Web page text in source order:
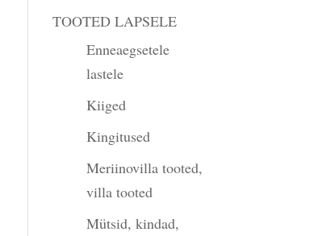
TOOTED LAPSELE
Enneaegsetele
lastele
Kiiged
Kingitused
Meriinovilla tooted,
villa tooted
Mütsid, kindad,